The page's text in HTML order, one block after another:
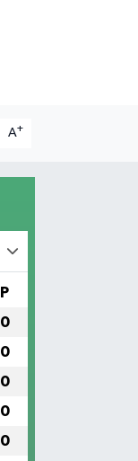
A+
P
0
0
0
0
0